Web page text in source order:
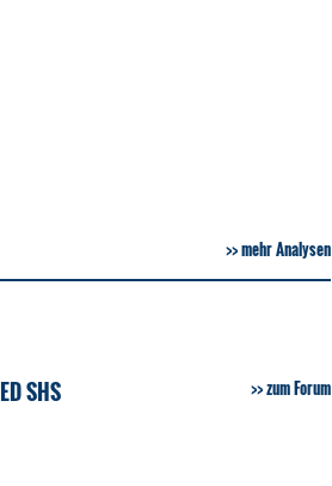
mehr Analysen
SHS zum Forum